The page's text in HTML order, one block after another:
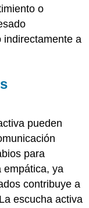
o
indirectamente a
pueden
para
empática, ya
contribuye a
escucha activa